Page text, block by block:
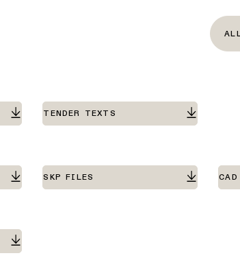
TENDER TEXTS
SKP FILES